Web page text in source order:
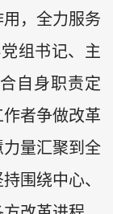
，全力服务
组书记、主
自身职责定
者争做改革
量汇聚到全
围绕中心、